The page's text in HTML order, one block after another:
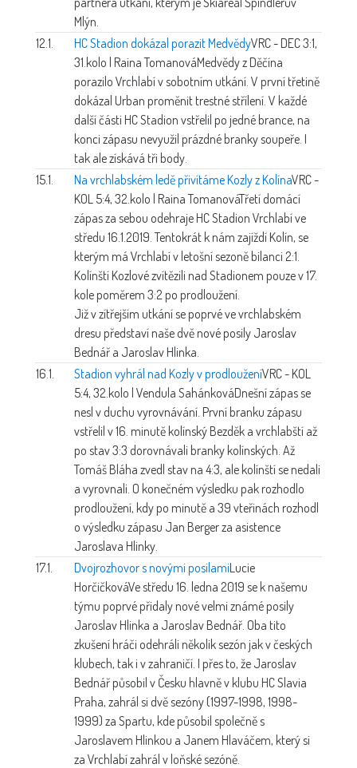
Mlýn.
12.1.
HC Stadion dokázal porazit MedvědyVRC - DEC 3:1,
31.kolo | Raina TomanováMedvědy z Děčína
porazilo Vrchlabí v sobotním utkání. V první třetině
dokázal Urban proměnit trestné střílení. V každé
další části HC Stadion vstřelil po jedné brance, na
konci zápasu nevyužil prázdné branky soupeře. I
tak ale získává tři body.
15.1.
Na vrchlabském ledě přivítáme Kozly z KolínaVRC -
KOL 5:4, 32.kolo | Raina TomanováTřetí domácí
zápas za sebou odehraje HC Stadion Vrchlabí ve
středu 16.1.2019. Tentokrát k nám zajíždí Kolín, se
kterým má Vrchlabí v letošní sezoně bilanci 2:1.
Kolínští Kozlové zvítězili nad Stadionem pouze v 17.
kole poměrem 3:2 po prodloužení.
Již v zítřejším utkání se poprvé ve vrchlabském
dresu představí naše dvě nové posily Jaroslav
Bednář a Jaroslav Hlinka.
16.1.
Stadion vyhrál nad Kozly v prodlouženíVRC - KOL
5:4, 32.kolo | Vendula SahánkováDnešní zápas se
nesl v duchu vyrovnávání. První branku zápasu
vstřelil v 16. minutě kolínský Bezděk a vrchlabští až
po stav 3:3 dorovnávali branky kolínských. Až
Tomáš Bláha zvedl stav na 4:3, ale kolínští se nedali
a vyrovnali. O konečném výsledku pak rozhodlo
prodloužení, kdy po minutě a 39 vteřinách rozhodl
o výsledku zápasu Jan Berger za asistence
Jaroslava Hlinky.
17.1.
Dvojrozhovor s novými posilamiLucie
HorčičkováVe středu 16. ledna 2019 se k našemu
týmu poprvé přidaly nové velmi známé posily
Jaroslav Hlinka a Jaroslav Bednář. Oba tito
zkušení hráči odehráli několik sezón jak v českých
klubech, tak i v zahraničí. I přes to, že Jaroslav
Bednář působil v Česku hlavně v klubu HC Slavia
Praha, zahrál si dvě sezóny (1997-1998, 1998-
1999) za Spartu, kde působil společně s
Jaroslavem Hlinkou a Janem Hlaváčem, který si
za Vrchlabí zahrál v loňské sezóně.